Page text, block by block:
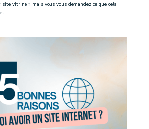
site vitrine » mais vous vous demandez ce que cela